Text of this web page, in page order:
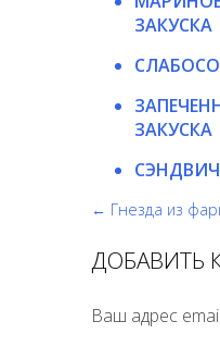
ЗАКУСКА
ЗАКУСКА
← Гнезда из
ДОБАВИТЬ
Ваш адрес